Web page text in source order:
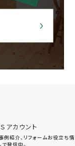
アカウント
例紹介、リフォームお役立ち情
発信中。